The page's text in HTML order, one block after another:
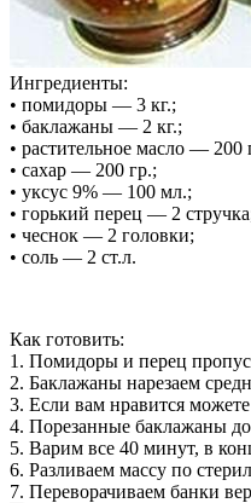
Ингредиенты:
• помидоры — 3 кг.;
• баклажаны — 2 кг.;
• растительное масло — 200
• сахар — 200 гр.;
• уксус 9% — 100 мл.;
• горький перец — 2
• чеснок — 2 головки;
• соль — 2 ст.л.
Как готовить:
1. Помидоры и перец
2. Баклажаны нарезаем
3. Если вам нравится
4. Порезанные баклажаны
5. Варим все 40 минут, в
6. Разливаем массу по
7. Переворачиваем банки